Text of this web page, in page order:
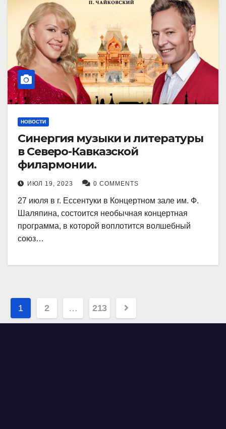
НОВОСТИ
Синергия музыки и литературы
в Северо-Кавказской
филармонии.
ИЮЛ 19, 2023 0 COMMENTS
27 июля в г. Ессентуки в Концертном зале им. Ф.
Шаляпина, состоится необычная концертная
программа, в которой воплотится волшебный
союз…
Навигация
по
1 2 … 213